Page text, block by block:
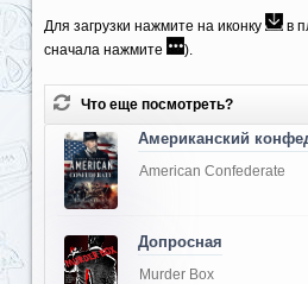
Для загрузки нажмите на иконку
в
сначала нажмите
).
Что еще посмотреть?
Американский
American Confederate
Допросная
Murder Box